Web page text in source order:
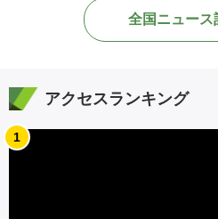
全国ニュース
アクセスランキング
1